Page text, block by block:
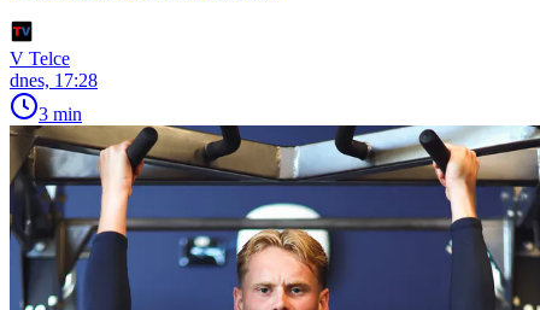
V Telce
dnes, 17:28
3 min